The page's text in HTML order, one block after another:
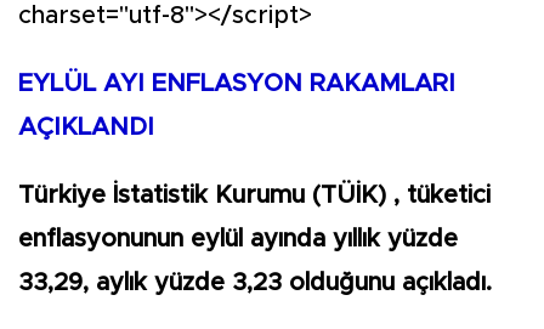
charset="utf-8"></script>
EYLÜL AYI ENFLASYON RAKAMLARI
AÇIKLANDI
Türkiye İstatistik Kurumu (TÜİK) , tüketici
enflasyonunun eylül ayında yıllık yüzde
33,29, aylık yüzde 3,23 olduğunu açıkladı.